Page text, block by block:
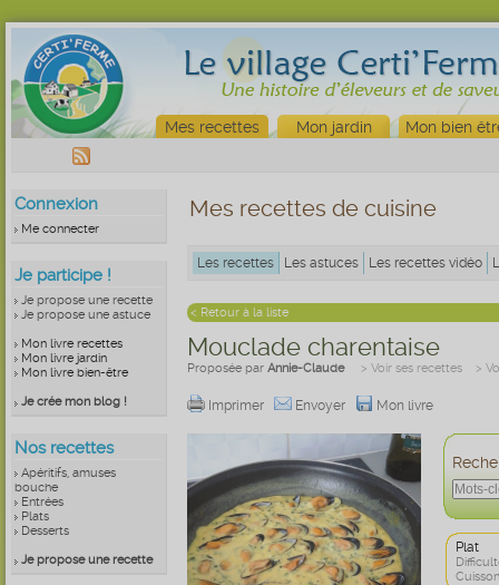
Mes recettes Mon jardin Mon bien
Connexion
Me connecter
Je participe !
Je propose une recette
Je propose une astuce
Mon livre recettes
Mon livre jardin
Mon livre bien-être
Je crée mon blog !
Nos recettes
Apéritifs, amuses
bouche
Entrées
Plats
Desserts
Je propose une recette
Mes recettes de cuisine
Les recettes Les astuces Les recettes vidéo
< Retour à la liste
Mouclade charentaise
Proposée par Annie-Claude > Voir ses recettes >
Imprimer Envoyer Mon livre
Plat